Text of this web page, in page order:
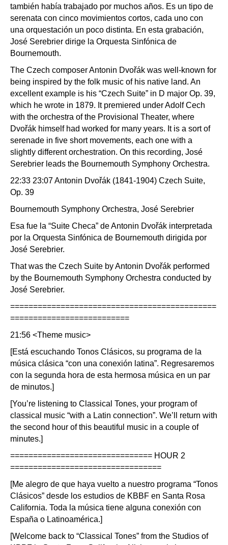
también había trabajado por muchos años. Es un tipo de
serenata con cinco movimientos cortos, cada uno con
una orquestación un poco distinta. En esta grabación,
José Serebrier dirige la Orquesta Sinfónica de
Bournemouth.
The Czech composer Antonin Dvořák was well-known for
being inspired by the folk music of his native land. An
excellent example is his “Czech Suite” in D major Op. 39,
which he wrote in 1879. It premiered under Adolf Cech
with the orchestra of the Provisional Theater, where
Dvořák himself had worked for many years. It is a sort of
serenade in five short movements, each one with a
slightly different orchestration. On this recording, José
Serebrier leads the Bournemouth Symphony Orchestra.
22:33 23:07 Antonin Dvořák (1841-1904) Czech Suite,
Op. 39
Bournemouth Symphony Orchestra, José Serebrier
Esa fue la “Suite Checa” de Antonin Dvořák interpretada
por la Orquesta Sinfónica de Bournemouth dirigida por
José Serebrier.
That was the Czech Suite by Antonin Dvořák performed
by the Bournemouth Symphony Orchestra conducted by
José Serebrier.
=============================================
==========================
21:56 <Theme music>
[Está escuchando Tonos Clásicos, su programa de la
música clásica “con una conexión latina”. Regresaremos
con la segunda hora de esta hermosa música en un par
de minutos.]
[You’re listening to Classical Tones, your program of
classical music “with a Latin connection”. We’ll return with
the second hour of this beautiful music in a couple of
minutes.]
=============================== HOUR 2
=================================
[Me alegro de que haya vuelto a nuestro programa “Tonos
Clásicos” desde los estudios de KBBF en Santa Rosa
California. Toda la música tiene alguna conexión con
España o Latinoamérica.]
[Welcome back to “Classical Tones” from the Studios of